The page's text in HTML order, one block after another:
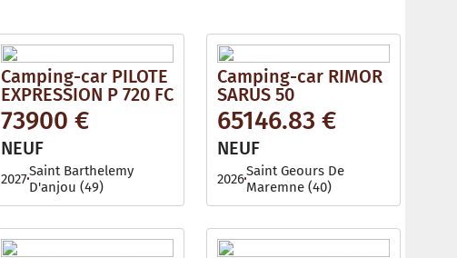
Camping-car PILOTE
EXPRESSION P 720 FC
73900 €
NEUF
2027Saint Barthelemy
D'anjou (49)
Camping-car RIMOR
SARUS 50
65146.83 €
NEUF
2026Saint Geours De
Maremne (40)